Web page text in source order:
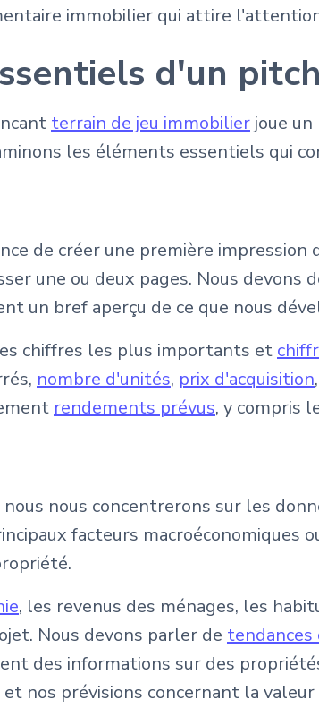
immobilier qui attire
d'un
terrain de jeu immobilier joue
les éléments essentiels qui
de créer une première
une ou deux pages. Nous devons
un bref aperçu de ce que nous
chiffres les plus importants et
nombre d'unités, prix d'acquisition,
rendements prévus, y compris
nous nous concentrerons sur les
facteurs macroéconomiques
, les revenus des ménages, les
Nous devons parler de tendances
des informations sur des
nos prévisions concernant la